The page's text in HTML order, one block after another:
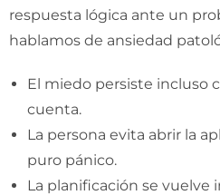
respuesta lógica ante un
hablamos de ansiedad
El miedo persiste incluso
cuenta.
La persona evita abrir la
puro pánico.
La planificación se vuelve